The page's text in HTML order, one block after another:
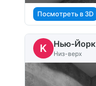
Посмотреть в 3D
K Нью-Йорк
Низ-верх